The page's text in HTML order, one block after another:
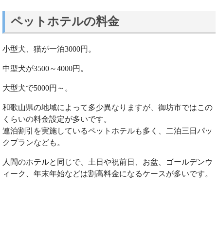
ペットホテルの料金
小型犬、猫が一泊3000円。
中型犬が3500～4000円。
大型犬で5000円～。
和歌山県の地域によって多少異なりますが、御坊市ではこの
くらいの料金設定が多いです。
連泊割引を実施しているペットホテルも多く、二泊三日パッ
クプランなども。
人間のホテルと同じで、土日や祝前日、お盆、ゴールデンウ
ィーク、年末年始などは割高料金になるケースが多いです。